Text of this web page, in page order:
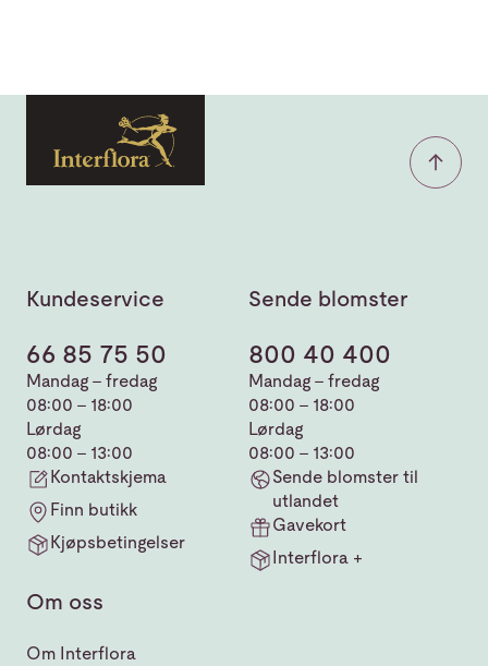
Kundeservice
66 85 75 50
Mandag - fredag
08:00 - 18:00
Lørdag
08:00 - 13:00
Kontaktskjema
Finn butikk
Kjøpsbetingelser
Sende blomster
800 40 400
Mandag - fredag
08:00 - 18:00
Lørdag
08:00 - 13:00
Sende blomster til
utlandet
Gavekort
Interflora +
Om oss
Om Interflora